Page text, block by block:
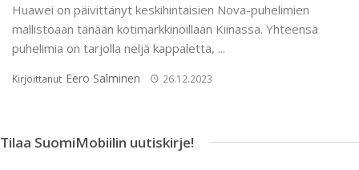
Huawei on päivittänyt keskihintaisien Nova-puhelimien
mallistoaan tänään kotimarkkinoillaan Kiinassa. Yhteensä
puhelimia on tarjolla neljä kappaletta, ...
Kirjoittanut Eero Salminen 26.12.2023
Tilaa SuomiMobiilin uutiskirje!